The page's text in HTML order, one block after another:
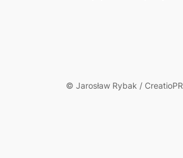
© Jarosław Rybak /